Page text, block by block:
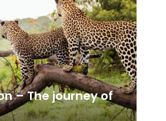
– The journey of